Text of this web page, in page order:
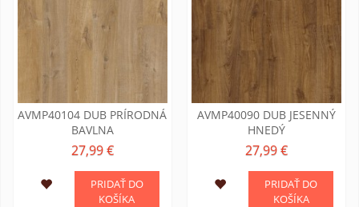
AVMP40104 DUB PRÍRODNÁ
BAVLNA
27,99 €
PRIDAŤ DO
KOŠÍKA
AVMP40090 DUB JESENNÝ
HNEDÝ
27,99 €
PRIDAŤ DO
KOŠÍKA